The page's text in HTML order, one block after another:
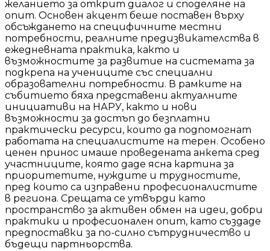
желанието за открит диалог и споделяне на
опит. Основен акцент беше поставен върху
обсъждането на специфичните местни
потребности, реалните предизвикателства в
ежедневната практика, както и
възможностите за развитие на системата за
подкрепа на учениците със специални
образователни потребности. В рамките на
събитието бяха представени актуалните
инициативи на НАРУ, както и нови
възможности за достъп до безплатни
практически ресурси, които да подпомогнат
работата на специалистите на терен. Особено
ценен принос имаше проведената анкета сред
участниците, която даде ясна картина за
приоритетите, нуждите и трудностите,
пред които са изправени професионалистите
в региона. Срещата се утвърди като
пространство за активен обмен на идеи, добри
практики и професионален опит, като създаде
предпоставки за по-силно сътрудничество и
бъдещи партньорства.